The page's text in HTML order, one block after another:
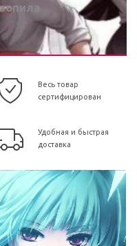
Весь товар
сертифицирован
Удобная и быстрая
доставка